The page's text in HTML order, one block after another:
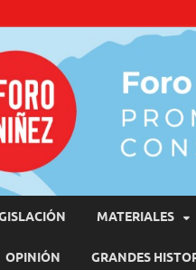
Promoviendo Derechos,
MATERIALES
OPINIÓN GRANDES